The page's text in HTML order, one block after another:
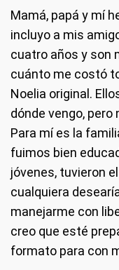
Mamá, papá y mí
incluyo a mis
cuatro años y son
cuánto me costó
Noelia original.
dónde vengo,
Para mí es la
fuimos bien
jóvenes, tuvieron
cualquiera
manejarme con
creo que esté
formato para con